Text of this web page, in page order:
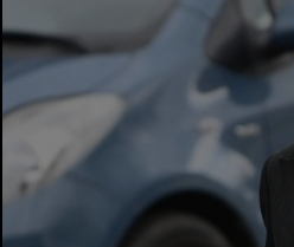
Intră în cont
Creează cont